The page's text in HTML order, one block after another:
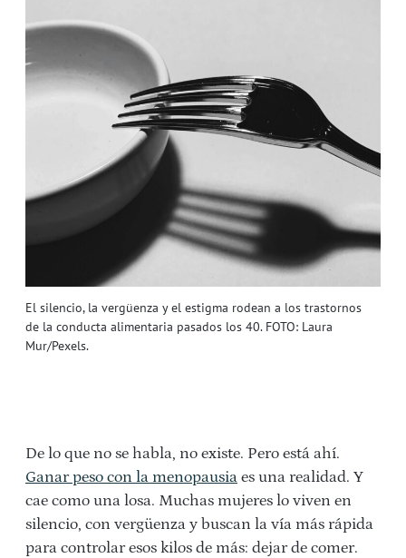
El silencio, la vergüenza y el estigma rodean a los trastornos
de la conducta alimentaria pasados los 40. FOTO: Laura
Mur/Pexels.
De lo que no se habla, no existe. Pero está ahí.
Ganar peso con la menopausia es una realidad. Y
cae como una losa. Muchas mujeres lo viven en
silencio, con vergüenza y buscan la vía más rápida
para controlar esos kilos de más: dejar de comer.